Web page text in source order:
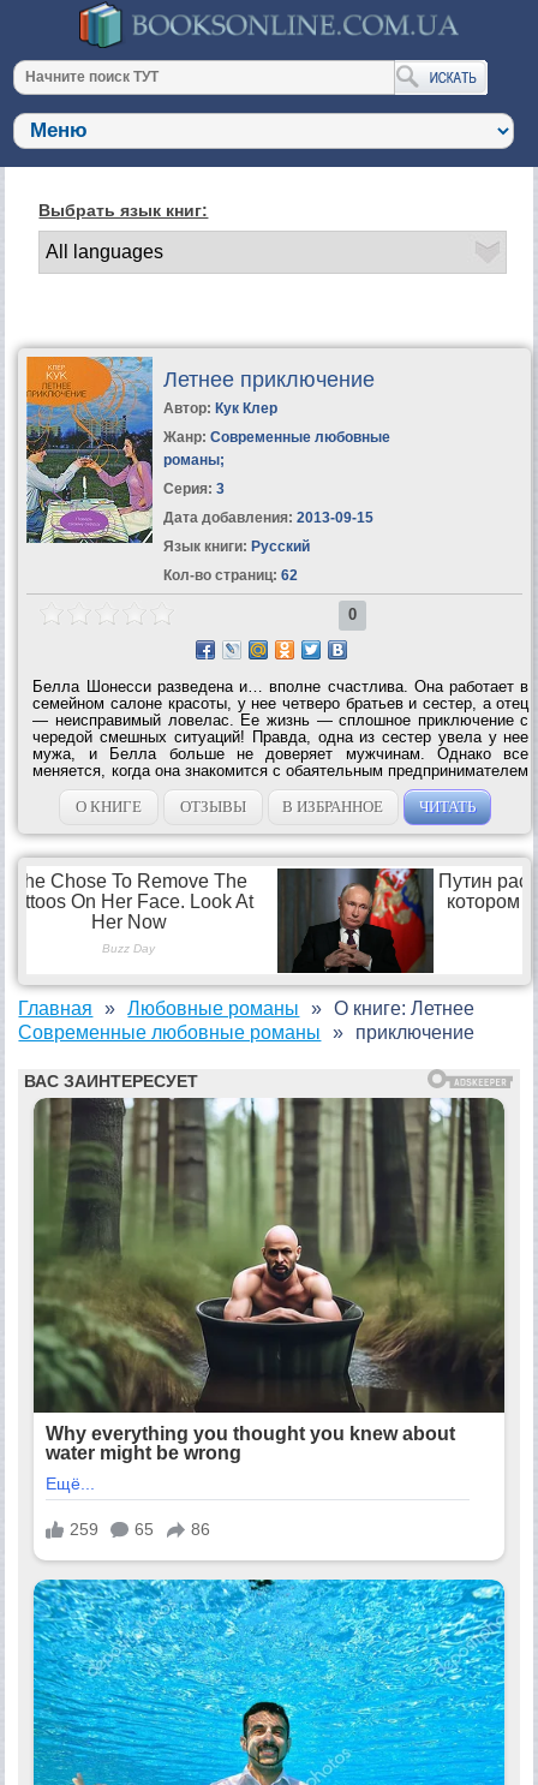
Выбрать язык книг:
Летнее приключение
Автор: Кук Клер
Жанр: Современные любовные
романы;
Серия: 3
Дата добавления: 2013-09-15
Язык книги: Русский
Кол-во страниц: 62
0
Белла Шонесси разведена и… вполне счастлива. Она работает в
семейном салоне красоты, у нее четверо братьев и сестер, а отец
— неисправимый ловелас. Ее жизнь — сплошное приключение с
чередой смешных ситуаций! Правда, одна из сестер увела у нее
мужа, и Белла больше не доверяет мужчинам. Однако все
меняется, когда она знакомится с обаятельным предпринимателем
Шоном Райаном. В этого парня невозможно не влюбиться! Но
можно ли...
О КНИГЕ ОТЗЫВЫ В ИЗБРАННОЕ ЧИТАТЬ
Главная
Любовные романы
Современные любовные романы
О книге: Летнее
приключение